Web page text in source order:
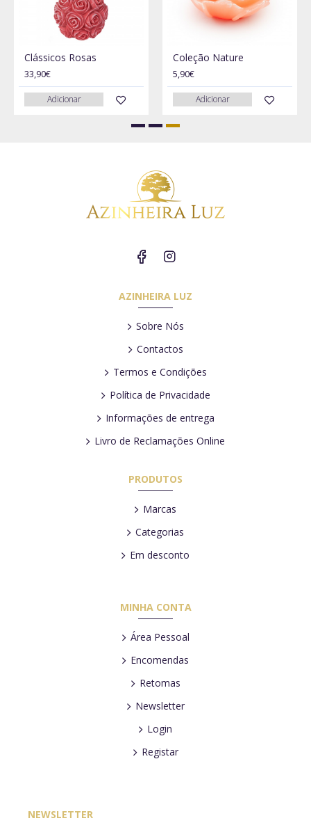
Clássicos Rosas
33,90€
Adicionar
Coleção Nature
5,90€
Adicionar
AZINHEIRA LUZ
Sobre Nós
Contactos
Termos e Condições
Política de Privacidade
Informações de entrega
Livro de Reclamações Online
PRODUTOS
Marcas
Categorias
Em desconto
MINHA CONTA
Área Pessoal
Encomendas
Retomas
Newsletter
Login
Registar
NEWSLETTER